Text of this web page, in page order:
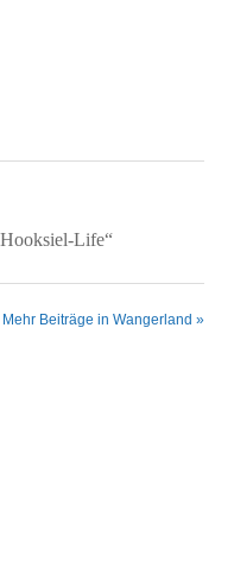
Life“
Mehr Beiträge in Wangerland »